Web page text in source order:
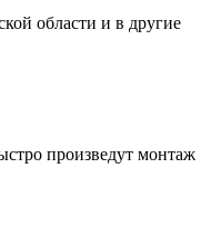
области и в другие
произведут монтаж